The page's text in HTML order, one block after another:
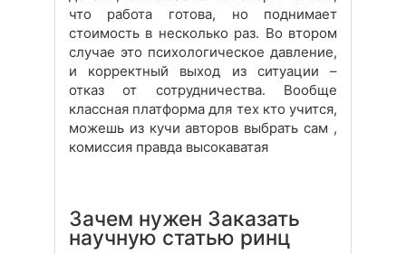
что работа готова, но поднимает
стоимость в несколько раз. Во втором
случае это психологическое давление,
и корректный выход из ситуации –
отказ от сотрудничества. Вообще
классная платформа для тех кто учится,
можешь из кучи авторов выбрать сам ,
комиссия правда высокаватая
Зачем нужен Заказать
научную статью ринц